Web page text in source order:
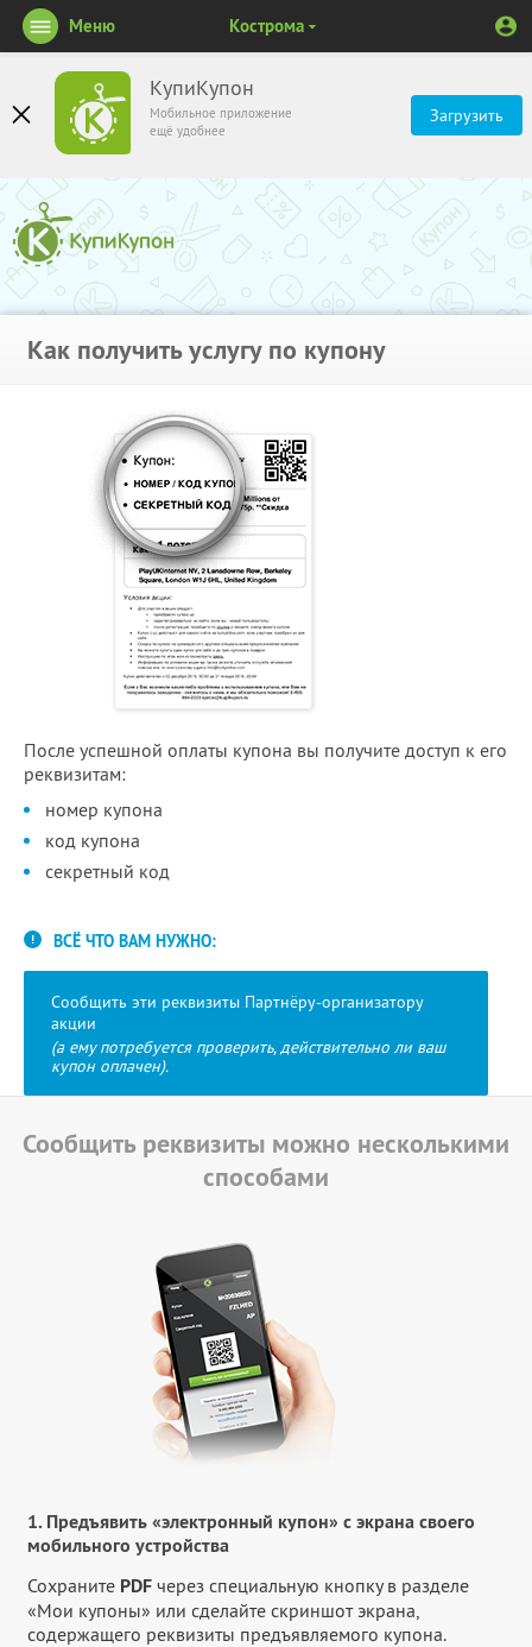
КупиКупон
Мобильное приложение
ещё удобнее
Загрузить
Меню Кострома
Как получить услугу по купону
После успешной оплаты купона вы получите доступ к его
реквизитам:
номер купона
код купона
секретный код
ВСЁ ЧТО ВАМ НУЖНО:
Сообщить эти реквизиты Партнёру-организатору
акции
(а ему потребуется проверить, действительно ли ваш
купон оплачен).
Сообщить реквизиты можно несколькими
способами
1. Предъявить «электронный купон» с экрана своего
мобильного устройства
Сохраните PDF через специальную кнопку в разделе
«Мои купоны» или сделайте скриншот экрана,
содержащего реквизиты предъявляемого купона.